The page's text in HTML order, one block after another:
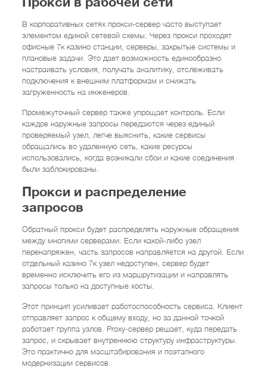
В корпоративных сетях прокси-сервер часто выступает
элементом единой сетевой схемы. Через прокси проходят
офисные 7к казино станции, серверы, закрытые системы и
плановые задачи. Это дает возможность единообразно
настраивать условия, получать аналитику, отслеживать
подключения к внешним платформам и снижать
загруженность на инженеров.
Промежуточный сервер также упрощает контроль. Если
каждое наружные запросы передаются через единый
проверяемый узел, легче выяснить, какие сервисы
обращались во удаленную сеть, какие ресурсы
использовались, когда возникали сбои и какие соединения
были заблокированы.
Прокси и распределение
запросов
Обратный прокси будет распределять наружные обращения
между многими серверами. Если какой-либо узел
перенапряжен, часть запросов направляется на другой. Если
отдельный казино 7к узел недоступен, сервер будет
временно исключить его из маршрутизации и направлять
запросы только на доступные хосты.
Этот принцип усиливает работоспособность сервиса. Клиент
отправляет запрос к общему входу, но за данной точкой
работает группа узлов. Proxy-сервер решает, куда передать
запрос, и скрывает внутреннюю структуру инфраструктуры.
Это практично для масштабирования и поэтапного
модернизации сервисов.